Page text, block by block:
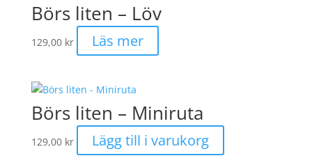
Börs liten – Löv
129,00 kr Läs mer
Börs liten – Miniruta
129,00 kr Lägg till i varukorg